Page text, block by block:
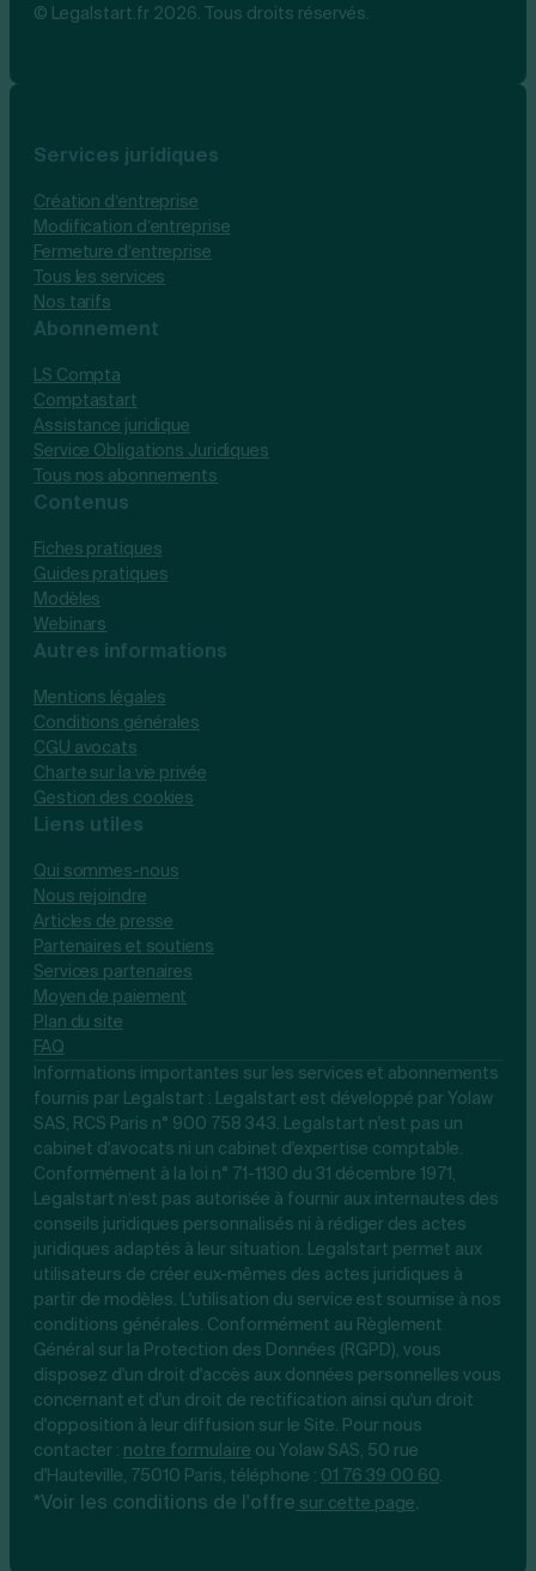
© Legalstart.fr 2026. Tous droits réservés.
Services juridiques
Création d’entreprise
Modification d’entreprise
Fermeture d’entreprise
Tous les services
Nos tarifs
Abonnement
LS Compta
Comptastart
Assistance juridique
Service Obligations Juridiques
Tous nos abonnements
Contenus
Fiches pratiques
Guides pratiques
Modèles
Webinars
Autres informations
Mentions légales
Conditions générales
CGU avocats
Charte sur la vie privée
Gestion des cookies
Liens utiles
Qui sommes-nous
Nous rejoindre
Articles de presse
Partenaires et soutiens
Services partenaires
Moyen de paiement
Plan du site
FAQ
Informations importantes sur les services et abonnements
fournis par Legalstart : Legalstart est développé par Yolaw
SAS, RCS Paris n° 900 758 343. Legalstart n'est pas un
cabinet d'avocats ni un cabinet d'expertise comptable.
Conformément à la loi n° 71-1130 du 31 décembre 1971,
Legalstart n’est pas autorisée à fournir aux internautes des
conseils juridiques personnalisés ni à rédiger des actes
juridiques adaptés à leur situation. Legalstart permet aux
utilisateurs de créer eux-mêmes des actes juridiques à
partir de modèles. L'utilisation du service est soumise à nos
conditions générales. Conformément au Règlement
Général sur la Protection des Données (RGPD), vous
disposez d'un droit d'accès aux données personnelles vous
concernant et d'un droit de rectification ainsi qu'un droit
d'opposition à leur diffusion sur le Site. Pour nous
contacter : notre formulaire ou Yolaw SAS, 50 rue
d'Hauteville, 75010 Paris, téléphone : 01 76 39 00 60.
*Voir les conditions de l'offre sur cette page.